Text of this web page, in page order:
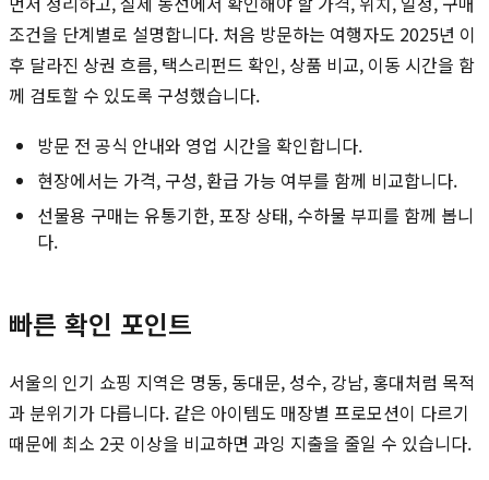
조건을 단계별로 설명합니다. 처음 방문하는 여행자도 2025년 이
후 달라진 상권 흐름, 택스리펀드 확인, 상품 비교, 이동 시간을 함
께 검토할 수 있도록 구성했습니다.
방문 전 공식 안내와 영업 시간을 확인합니다.
현장에서는 가격, 구성, 환급 가능 여부를 함께 비교합니다.
선물용 구매는 유통기한, 포장 상태, 수하물 부피를 함께 봅니
다.
빠른 확인 포인트
서울의 인기 쇼핑 지역은 명동, 동대문, 성수, 강남, 홍대처럼 목적
과 분위기가 다릅니다. 같은 아이템도 매장별 프로모션이 다르기
때문에 최소 2곳 이상을 비교하면 과잉 지출을 줄일 수 있습니다.